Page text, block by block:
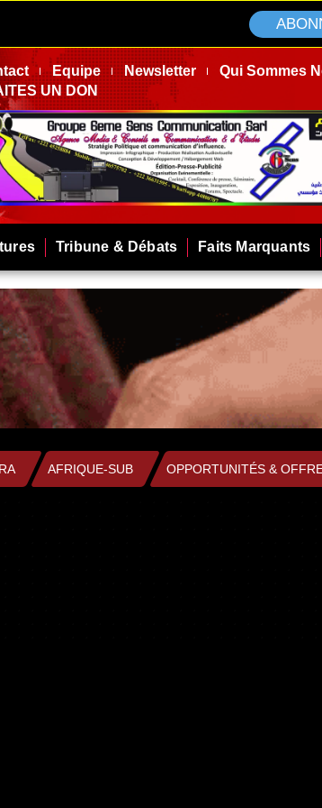
Equipe Newsletter Qui Sommes
UN DON
Tribune & Débats Faits Marquants
AFRIQUE-SUB OPPORTUNITÉS &